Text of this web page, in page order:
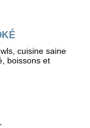
cuisine saine
boissons et